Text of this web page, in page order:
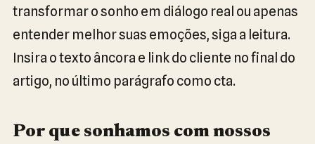
transformar o sonho em diálogo real ou apenas
entender melhor suas emoções, siga a leitura.
Insira o texto âncora e link do cliente no final do
artigo, no último parágrafo como cta.
Por que sonhamos com nossos